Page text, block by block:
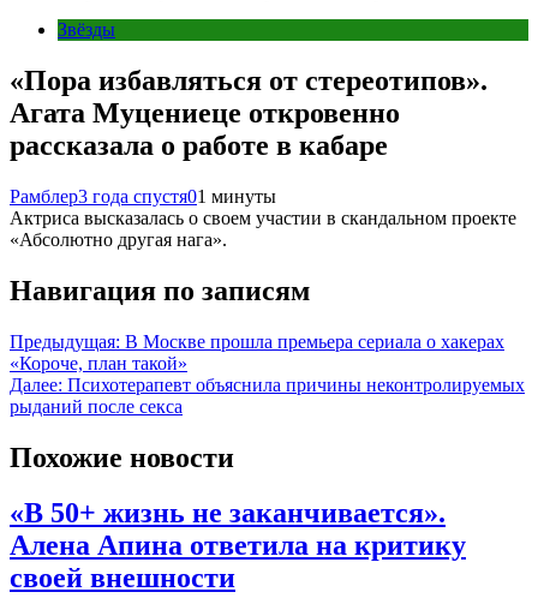
Звёзды
«Пора избавляться от стереотипов».
Агата Муцениеце откровенно
рассказала о работе в кабаре
Рамблер3 года спустя01 минуты
Актриса высказалась о своем участии в скандальном проекте
«Абсолютно другая нага».
Навигация по записям
Предыдущая: В Москве прошла премьера сериала о хакерах
«Короче, план такой»
Далее: Психотерапевт объяснила причины неконтролируемых
рыданий после секса
Похожие новости
«В 50+ жизнь не заканчивается».
Алена Апина ответила на критику
своей внешности